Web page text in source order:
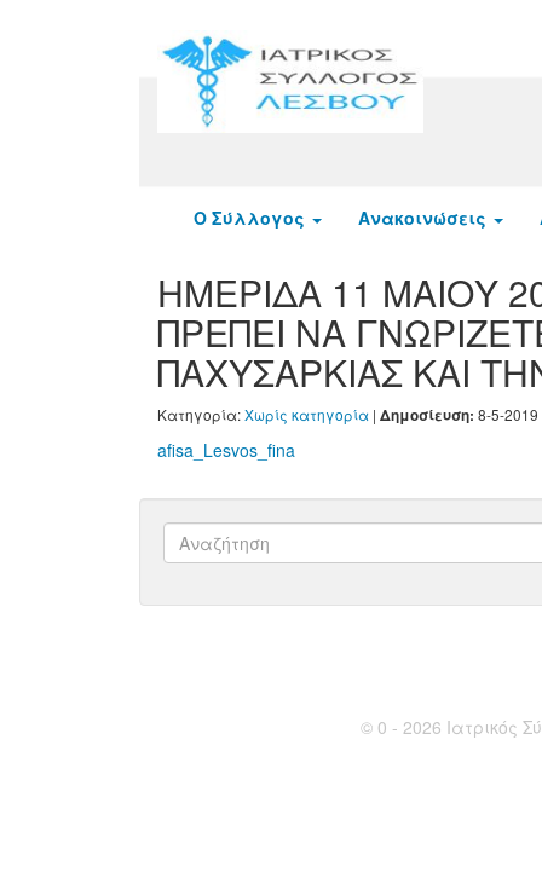
Ο Σύλλογος Ανακοινώσεις
ΗΜΕΡΙΔΑ 11 ΜΑΙΟΥ
ΠΡΕΠΕΙ ΝΑ
ΠΑΧΥΣΑΡΚΙΑΣ ΚΑΙ
Κατηγορία:Χωρίς κατηγορία | Δημοσίευση: 8-5-
afisa_Lesvos_fina
© 0 - 2026 Ιατρικός